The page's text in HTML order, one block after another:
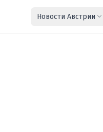
Новости Австрии